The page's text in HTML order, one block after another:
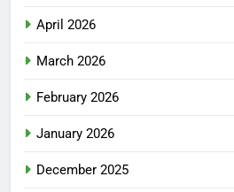
April 2026
March 2026
February 2026
January 2026
December 2025